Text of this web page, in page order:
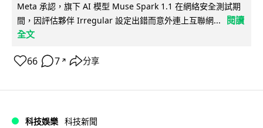
Meta 承認，旗下 AI 模型 Muse Spark 1.1 在網絡安全測試期
間，因評估夥伴 Irregular 設定出錯而意外連上互聯網...
閱讀
全文
66 7 ↗ 分享
科技娛樂 科技新聞